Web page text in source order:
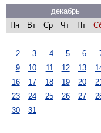
декабрь
Пн
Вт Ср Чт Пт
2
3 4 5 6
9
10 11 12 13
16
17 18 19 20
23
24 25 26 27
30
31